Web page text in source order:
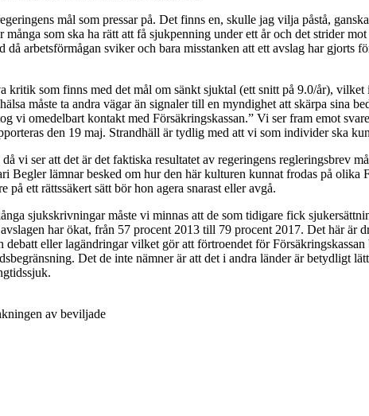
mål som pressar på. Det finns en, skulle jag vilja påstå,
som ska ha rätt att få sjukpenning under ett år och det strider
arbetsförmågan sviker och bara misstanken att ett avslag har gjorts
som finns med det mål om sänkt sjuktal (ett snitt på 9.0/år),
måste ta andra vägar än signaler till en myndighet att skärpa sina
vi omedelbart kontakt med Försäkringskassan.” Vi ser fram emot
den 19 maj. Strandhäll är tydlig med att vi som individer ska
vi ser att det är det faktiska resultatet av regeringens regleringsbrev
lämnar besked om hur den här kulturen kunnat frodas på olika
ett rättssäkert sätt bör hon agera snarast eller avgå.
sjukskrivningar måste vi minnas att de som tidigare fick
har ökat, från 57 procent 2013 till 79 procent 2017. Det här är
eller lagändringar vilket gör att förtroendet för
Det de inte nämner är att det i andra länder är betydligt
av beviljade